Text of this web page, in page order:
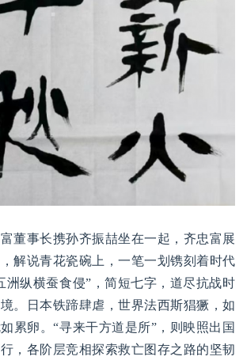
董事长携孙齐振喆坐在一起，齐忠富展
解说青花瓷碗上，一笔一划镌刻着时代
洲纵横蚕食侵”，简短七字，道尽抗战时
。日本铁蹄肆虐，世界法西斯猖獗，如
累卵。“寻来干方道是所”，则映照出国
，各阶层竞相探索救亡图存之路的坚韧